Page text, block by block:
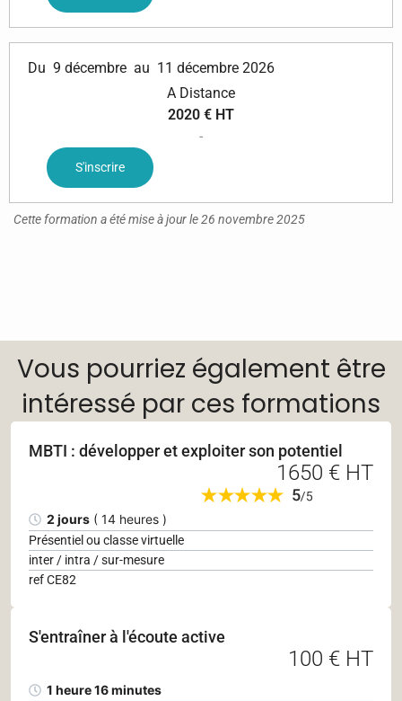
Du 9 décembre au 11 décembre 2026
A Distance
2020 € HT
-
S'inscrire
Cette formation a été mise à jour le 26 novembre 2025
Vous pourriez également être
intéressé par ces formations
MBTI : développer et exploiter son potentiel
1650 € HT
2 jours ( 14 heures )
Présentiel ou classe virtuelle
inter / intra / sur-mesure
ref CE82
S'entraîner à l'écoute active
100 € HT
1 heure 16 minutes